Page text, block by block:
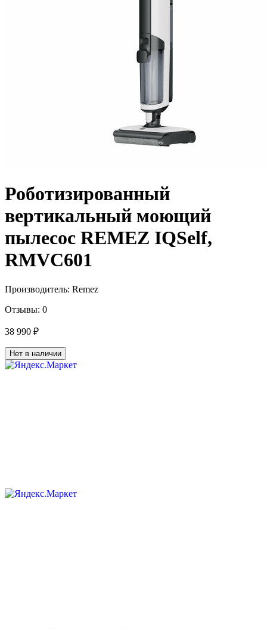
Роботизированный
вертикальный моющий
пылесос REMEZ IQSelf,
RMVC601
Производитель: Remez
Отзывы: 0
38 990 ₽
Нет в наличии